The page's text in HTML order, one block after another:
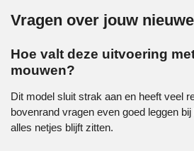
Vragen over jouw
Hoe valt deze uitvoering
mouwen?
Dit model sluit strak aan en heeft veel
bovenrand vragen even goed leggen
alles netjes blijft zitten.